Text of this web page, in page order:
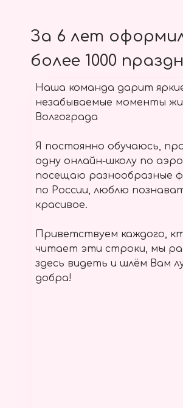
За 6 лет
более 1000
Наша команда дарит
незабываемые моменты
Волгограда
Я постоянно обучаюсь,
одну онлайн-школу по
посещаю разнообразные
по России, люблю
красивое.
Приветствуем каждого,
читает эти строки, мы
здесь видеть и шлём Вам
добра!